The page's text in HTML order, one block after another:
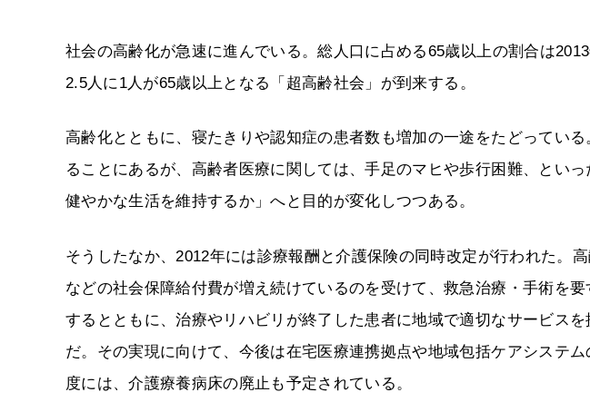
社会の高齢化が急速に進んでいる。総人口に占める65歳以上の割合は
2.5人に1人が65歳以上となる「超高齢社会」が到来する。
高齢化とともに、寝たきりや認知症の患者数も増加の一途をたどってい
ることにあるが、高齢者医療に関しては、手足のマヒや歩行困難、とい
健やかな生活を維持するか」へと目的が変化しつつある。
そうしたなか、2012年には診療報酬と介護保険の同時改定が行われた。
などの社会保障給付費が増え続けているのを受けて、救急治療・手術を
するとともに、治療やリハビリが終了した患者に地域で適切なサービス
だ。その実現に向けて、今後は在宅医療連携拠点や地域包括ケアシステ
度には、介護療養病床の廃止も予定されている。